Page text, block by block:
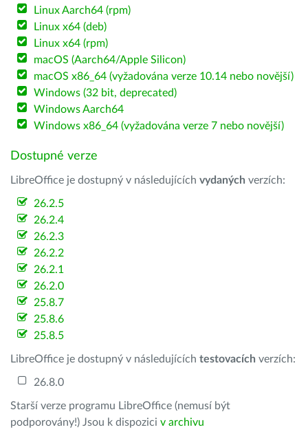
Linux Aarch64 (rpm)
Linux x64 (deb)
Linux x64 (rpm)
macOS (Aarch64/Apple Silicon)
macOS x86_64 (vyžadována verze 10.14 nebo novější)
Windows (32 bit, deprecated)
Windows Aarch64
Windows x86_64 (vyžadována verze 7 nebo novější)
Dostupné verze
LibreOffice je dostupný v následujících vydaných verzích:
26.2.5
26.2.4
26.2.3
26.2.2
26.2.1
26.2.0
25.8.7
25.8.6
25.8.5
LibreOffice je dostupný v následujících testovacích verzích:
26.8.0
Starší verze programu LibreOffice (nemusí být
podporovány!) Jsou k dispozici v archivu